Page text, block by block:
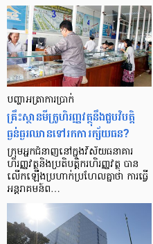
បញ្ហា​អត្រា​ការប្រាក់
គ្រឹះស្ថាន​មីក្រូ​ហិរញ្ញវត្ថុ​នឹង​ជួប​វិបត្តិ​
ធ្ងន់ធ្ងរ​ឈាន​ទៅ​រក​ការ​ក្ស័យធន?
ក្រុម​អ្នក​ជំនាញ​នៅ​ក្នុង​វិស័យ​ធនាគារ
ហិរញ្ញវត្ថុ​និង​ប្រតិបត្តិករ​ហិរញ្ញ​វត្ថុ បាន​​
លើក​ឡើង​ប្រហាក់​ប្រហែល​គ្នា​ថា ការ​ធ្វើ​
អន្តរាគមន៍​ព…